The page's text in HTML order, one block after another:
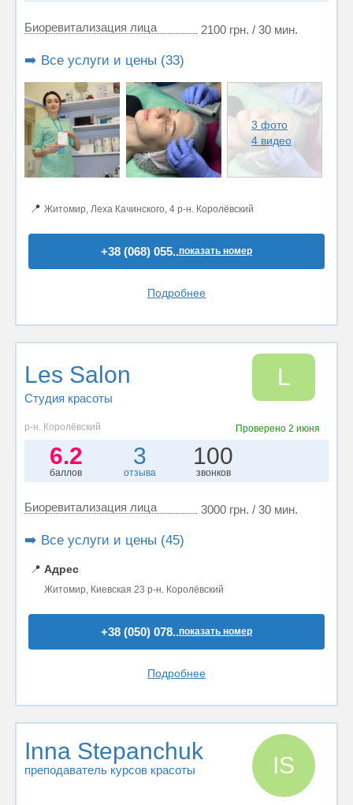
Биоревитализация лица 2100 грн. / 30 мин.
➡️ Все услуги и цены (33)
3 фото
4 видео
📍 Житомир, Леха Качинского, 4 р-н. Королёвский
+38 (068) 055..показать номер
Подробнее
Les Salon
Студия красоты
L
р-н. Королёвский Проверено2 июня
6.2
баллов
3
отзыва
100
звонков
Биоревитализация лица 3000 грн. / 30 мин.
➡️ Все услуги и цены (45)
📍 Адрес
Житомир, Киевская 23 р-н. Королёвский
+38 (050) 078..показать номер
Подробнее
Inna Stepanchuk
преподаватель курсов красоты IS